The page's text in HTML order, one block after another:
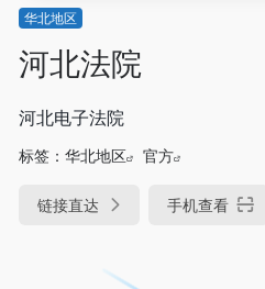
华北地区
河北法院
河北电子法院
标签： 华北地区 官方
链接直达 手机查看